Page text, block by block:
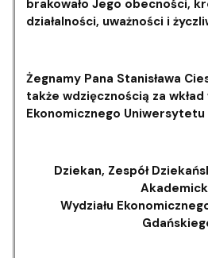
brakowało Jego obecności,
działalności, uważności i
Żegnamy Pana Stanisława
także wdzięcznością za wkład
Ekonomicznego Uniwersytetu
Dziekan, Zespół
Wydziału